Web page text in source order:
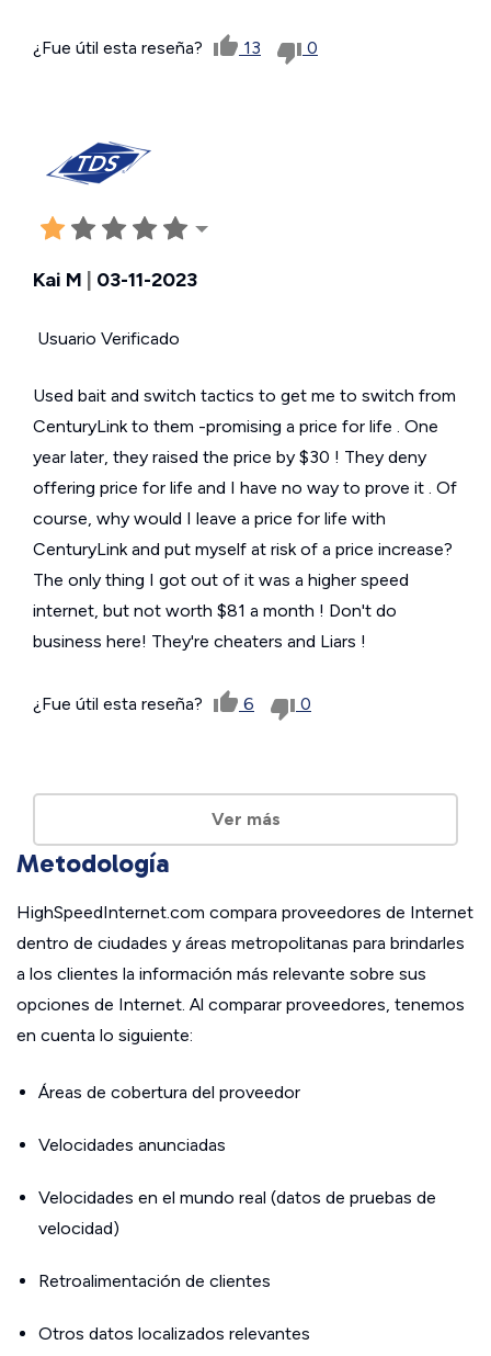
¿Fue útil esta reseña? 13 0
Kai M 03-11-2023
Usuario Verificado
Used bait and switch tactics to get me to switch from
CenturyLink to them -promising a price for life . One
year later, they raised the price by $30 ! They deny
offering price for life and I have no way to prove it . Of
course, why would I leave a price for life with
CenturyLink and put myself at risk of a price increase?
The only thing I got out of it was a higher speed
internet, but not worth $81 a month ! Don't do
business here! They're cheaters and Liars !
¿Fue útil esta reseña? 6 0
Ver más
Metodología
HighSpeedInternet.com compara proveedores de Internet
dentro de ciudades y áreas metropolitanas para brindarles
a los clientes la información más relevante sobre sus
opciones de Internet. Al comparar proveedores, tenemos
en cuenta lo siguiente:
Áreas de cobertura del proveedor
Velocidades anunciadas
Velocidades en el mundo real (datos de pruebas de
velocidad)
Retroalimentación de clientes
Otros datos localizados relevantes